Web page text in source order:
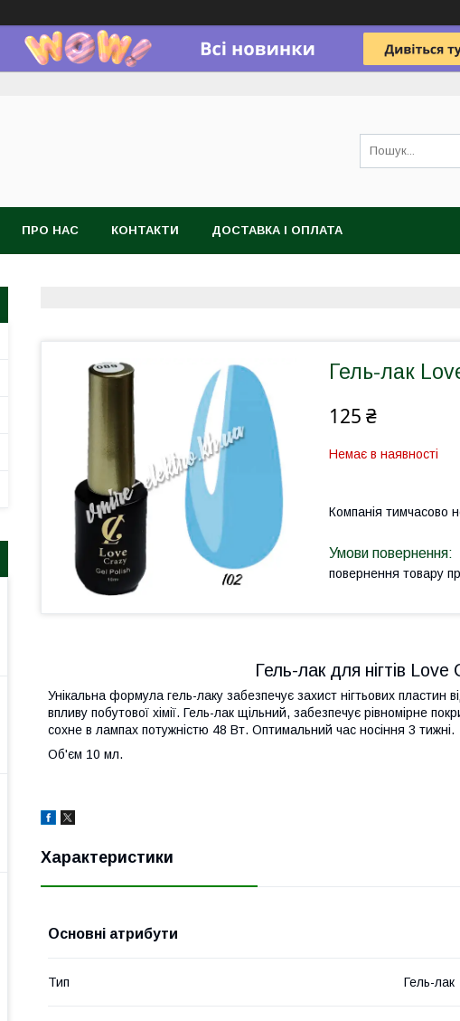
ПРО НАС КОНТАКТИ ДОСТАВКА І ОПЛАТА
Гель-лак
125 ₴
Немає в наявності
Компанія тимчасово
повернення товару
Гель-лак для нігтів
Унікальна формула гель-лаку забезпечує захист нігтьових пластин
впливу побутової хімії. Гель-лак щільний, забезпечує рівномірне
сохне в лампах потужністю 48 Вт. Оптимальний час носіння 3 тижні.
Об'єм 10 мл.
Характеристики
Основні атрибути
Тип Гель-лак